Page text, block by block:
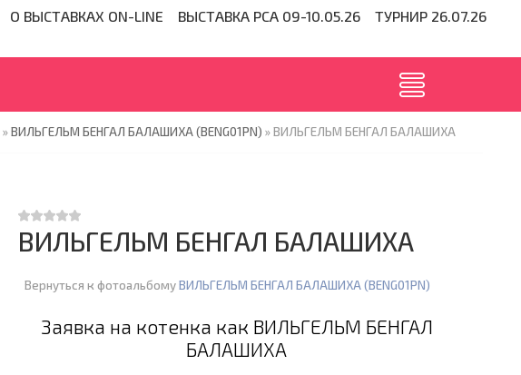
О ВЫСТАВКАХ ON-LINE ВЫСТАВКА PCA 09-10.05.26 ТУРНИР 26.07.26
»ВИЛЬГЕЛЬМ БЕНГАЛ БАЛАШИХА (BENG01PN) » ВИЛЬГЕЛЬМ БЕНГАЛ БАЛАШИХА
ВИЛЬГЕЛЬМ БЕНГАЛ БАЛАШИХА
Вернуться к фотоальбому ВИЛЬГЕЛЬМ БЕНГАЛ БАЛАШИХА (BENG01PN)
Заявка на котенка как ВИЛЬГЕЛЬМ БЕНГАЛ
БАЛАШИХА